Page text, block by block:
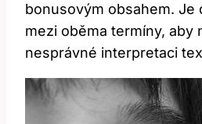
bonusovým obsahem. Je
mezi oběma termíny, aby
nesprávné interpretaci